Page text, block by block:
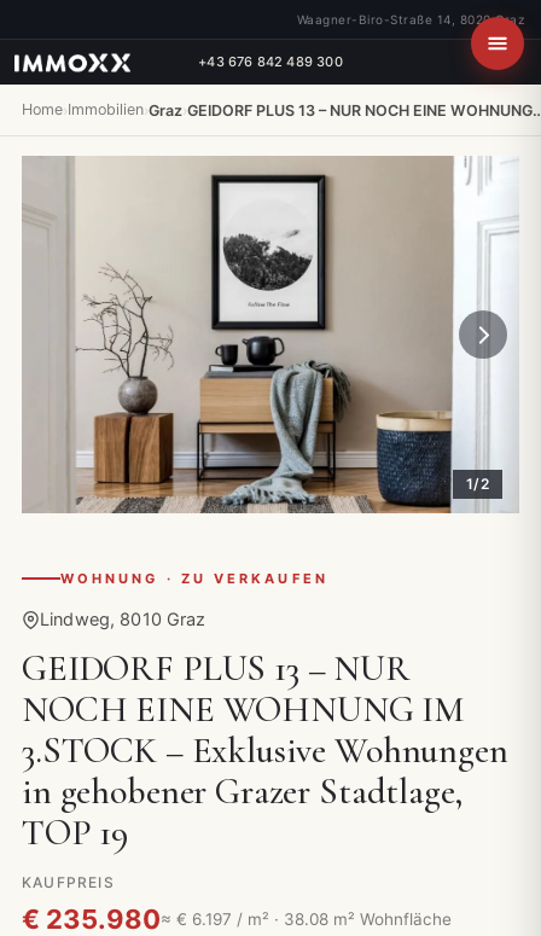
Waagner-Biro-Straße 14, 8020 Graz
+43 676 842 489 300
Home›Immobilien›Graz›GEIDORF PLUS 13 – NUR NOCH EINE
1/2
WOHNUNG · ZU VERKAUFEN
Lindweg, 8010 Graz
GEIDORF PLUS 13 – NUR
NOCH EINE WOHNUNG IM
3.STOCK – Exklusive Wohnungen
in gehobener Grazer Stadtlage,
TOP 19
KAUFPREIS
€ 235.980≈ € 6.197 / m² · 38.08 m² Wohnfläche